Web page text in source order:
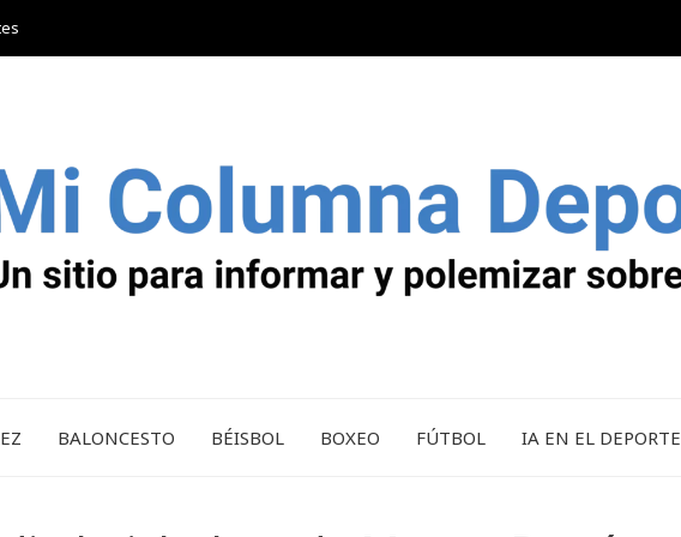
BALONCESTO BÉISBOL BOXEO FÚTBOL IA EN EL DEPORTE